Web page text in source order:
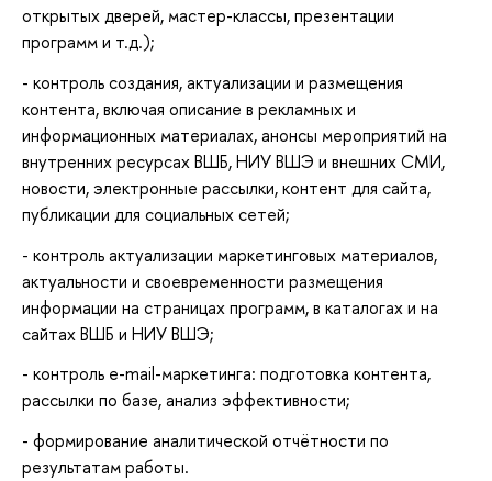
открытых дверей, мастер-классы, презентации
программ и т.д.);
- контроль создания, актуализации и размещения
контента, включая описание в рекламных и
информационных материалах, анонсы мероприятий на
внутренних ресурсах ВШБ, НИУ ВШЭ и внешних СМИ,
новости, электронные рассылки, контент для сайта,
публикации для социальных сетей;
- контроль актуализации маркетинговых материалов,
актуальности и своевременности размещения
информации на страницах программ, в каталогах и на
сайтах ВШБ и НИУ ВШЭ;
- контроль е-mail-маркетинга: подготовка контента,
рассылки по базе, анализ эффективности;
- формирование аналитической отчётности по
результатам работы.